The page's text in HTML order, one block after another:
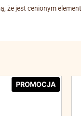
że jest cenionym
PROMOCJA